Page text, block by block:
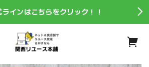
ラインはこちらをクリック！！